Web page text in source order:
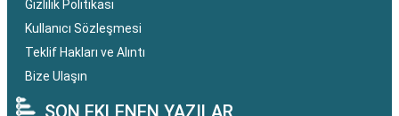
Gizlilik Politikası
Kullanıcı Sözleşmesi
Teklif Hakları ve Alıntı
Bize Ulaşın
SON EKLENEN YAZILAR